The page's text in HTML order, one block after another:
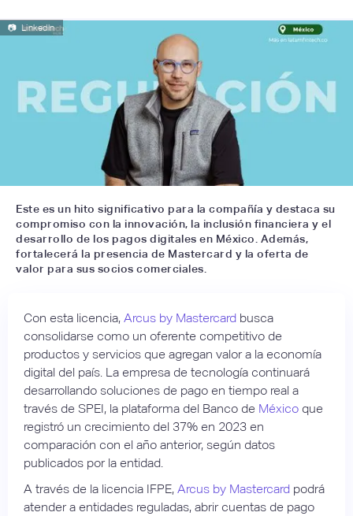
📷 Linkedln
Este es un hito significativo para la compañía y destaca su
compromiso con la innovación, la inclusión financiera y el
desarrollo de los pagos digitales en México. Además,
fortalecerá la presencia de Mastercard y la oferta de
valor para sus socios comerciales.
Con esta licencia, Arcus by Mastercard busca
consolidarse como un oferente competitivo de
productos y servicios que agregan valor a la economía
digital del país. La empresa de tecnología continuará
desarrollando soluciones de pago en tiempo real a
través de SPEI, la plataforma del Banco de México que
registró un crecimiento del 37% en 2023 en
comparación con el año anterior, según datos
publicados por la entidad.
A través de la licencia IFPE, Arcus by Mastercard podrá
atender a entidades reguladas, abrir cuentas de pago